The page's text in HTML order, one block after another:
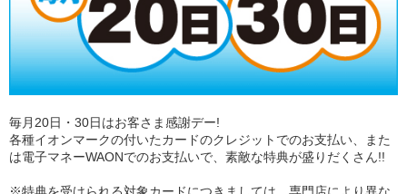
毎月20日・30日はお客さま感謝デー!
各種イオンマークの付いたカードのクレジットでのお支払い、また
は電子マネーWAONでのお支払いで、素敵な特典が盛りだくさん!!